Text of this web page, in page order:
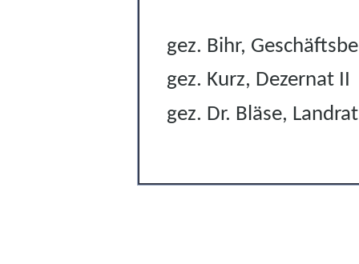
gez. Bihr,
gez. Kurz, Dezernat II
gez. Dr. Bläse, Landrat